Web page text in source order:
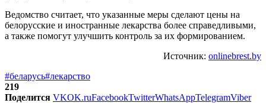
Ведомство считает, что указанные меры сделают цены на
белорусские и иностранные лекарства более справедливыми,
а также помогут улучшить контроль за их формированием.
Источник: onlinebrest.by
#беларусь#лекарство
219
Поделится VKOK.ruFacebookTwitterWhatsAppTelegramViber